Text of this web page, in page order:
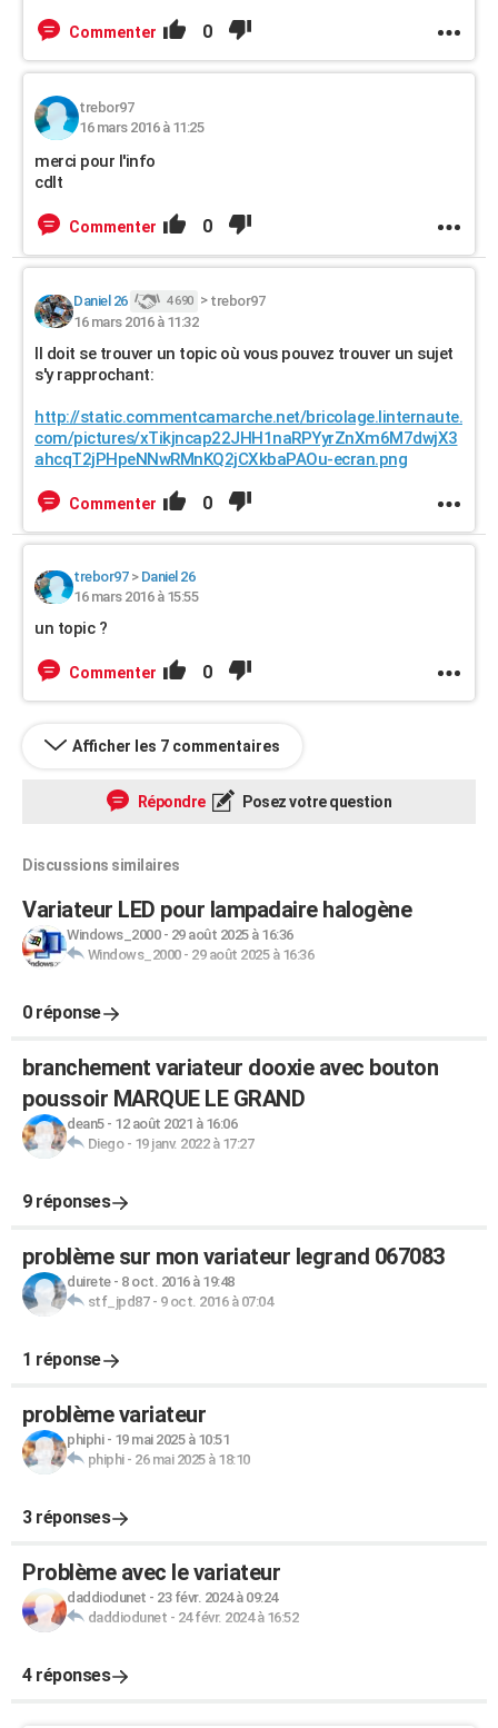
Commenter 0
trebor97
16 mars 2016 à 11:25
merci pour l'info
cdlt
Commenter 0
Daniel 26 4 690 > trebor97
16 mars 2016 à 11:32
Il doit se trouver un topic où vous pouvez trouver un sujet
s'y rapprochant:
http://static.commentcamarche.net/bricolage.linternaute.
com/pictures/xTikjncap22JHH1naRPYyrZnXm6M7dwjX3
ahcqT2jPHpeNNwRMnKQ2jCXkbaPAOu-ecran.png
Commenter 0
trebor97> Daniel 26
16 mars 2016 à 15:55
un topic ?
Commenter 0
Afficher les 7 commentaires
Répondre Posez votre question
Discussions similaires
Variateur LED pour lampadaire halogène
Windows_2000- 29 août 2025 à 16:36
Windows_2000- 29 août 2025 à 16:36
0 réponse
branchement variateur dooxie avec bouton
poussoir MARQUE LE GRAND
dean5- 12 août 2021 à 16:06
Diego- 19 janv. 2022 à 17:27
9 réponses
problème sur mon variateur legrand 067083
duirete- 8 oct. 2016 à 19:48
stf_jpd87- 9 oct. 2016 à 07:04
1 réponse
problème variateur
phiphi- 19 mai 2025 à 10:51
phiphi- 26 mai 2025 à 18:10
3 réponses
Problème avec le variateur
daddiodunet - 23 févr. 2024 à 09:24
daddiodunet - 24 févr. 2024 à 16:52
4 réponses